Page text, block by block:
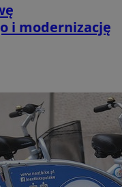
i modernizację